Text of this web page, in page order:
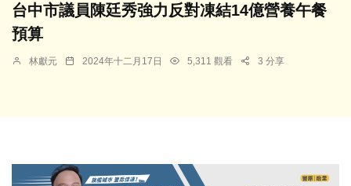
台中市議員陳廷秀強力反對凍結14億營養午餐
預算
林獻元 2024年十二月17日 5,311 觀看 3 分享